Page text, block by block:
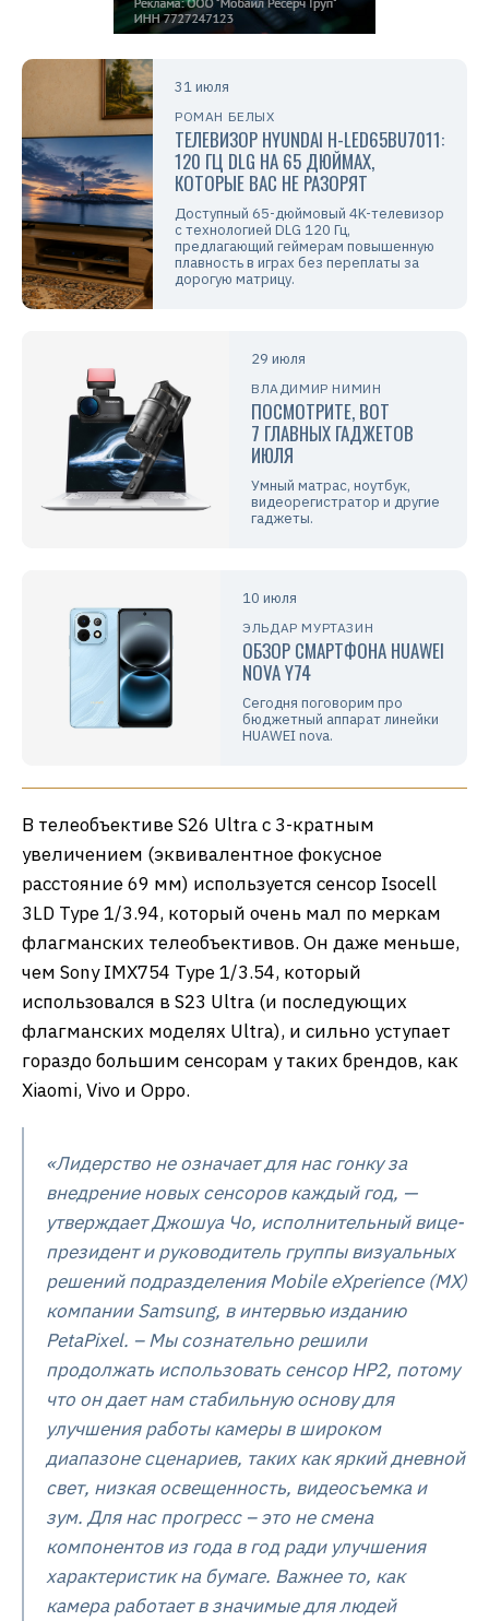
31 июля
РОМАН БЕЛЫХ
ТЕЛЕВИЗОР HYUNDAI H-LED65BU7011:
120 ГЦ DLG НА 65 ДЮЙМАХ,
КОТОРЫЕ ВАС НЕ РАЗОРЯТ
Доступный 65-дюймовый 4K-телевизор
с технологией DLG 120 Гц,
предлагающий геймерам повышенную
плавность в играх без переплаты за
дорогую матрицу.
29 июля
ВЛАДИМИР НИМИН
ПОСМОТРИТЕ, ВОТ
7 ГЛАВНЫХ ГАДЖЕТОВ
ИЮЛЯ
Умный матрас, ноутбук,
видеорегистратор и другие
гаджеты.
10 июля
ЭЛЬДАР МУРТАЗИН
ОБЗОР СМАРТФОНА HUAWEI
NOVA Y74
Сегодня поговорим про
бюджетный аппарат линейки
HUAWEI nova.
В телеобъективе S26 Ultra с 3-кратным
увеличением (эквивалентное фокусное
расстояние 69 мм) используется сенсор Isocell
3LD Type 1/3.94, который очень мал по меркам
флагманских телеобъективов. Он даже меньше,
чем Sony IMX754 Type 1/3.54, который
использовался в S23 Ultra (и последующих
флагманских моделях Ultra), и сильно уступает
гораздо большим сенсорам у таких брендов, как
Xiaomi, Vivo и Oppo.
«Лидерство не означает для нас гонку за
внедрение новых сенсоров каждый год, —
утверждает Джошуа Чо, исполнительный вице-
президент и руководитель группы визуальных
решений подразделения Mobile eXperience (MX)
компании Samsung, в интервью изданию
PetaPixel. – Мы сознательно решили
продолжать использовать сенсор HP2, потому
что он дает нам стабильную основу для
улучшения работы камеры в широком
диапазоне сценариев, таких как яркий дневной
свет, низкая освещенность, видеосъемка и
зум. Для нас прогресс – это не смена
компонентов из года в год ради улучшения
характеристик на бумаге. Важнее то, как
камера работает в значимые для людей